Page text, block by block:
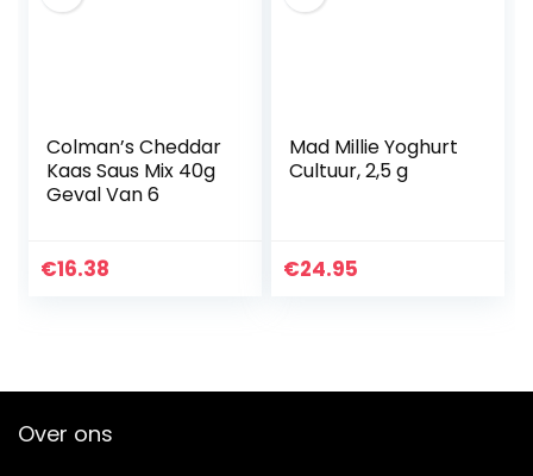
Colman’s Cheddar
Kaas Saus Mix 40g
Geval Van 6
€16.38
Mad Millie Yoghurt
Cultuur, 2,5 g
€24.95
Over ons